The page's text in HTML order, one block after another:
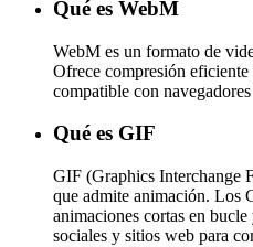
Qué es WebM
WebM es un formato de
Ofrece compresión
compatible con
Qué es GIF
GIF (Graphics Interchange
que admite animación. Los
animaciones cortas en
sociales y sitios web para